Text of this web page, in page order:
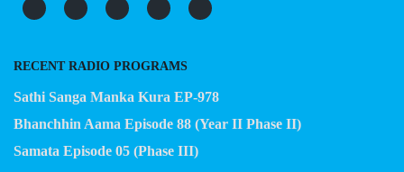
RECENT RADIO PROGRAMS
Sathi Sanga Manka Kura EP-978
Bhanchhin Aama Episode 88 (Year II Phase II)
Samata Episode 05 (Phase III)